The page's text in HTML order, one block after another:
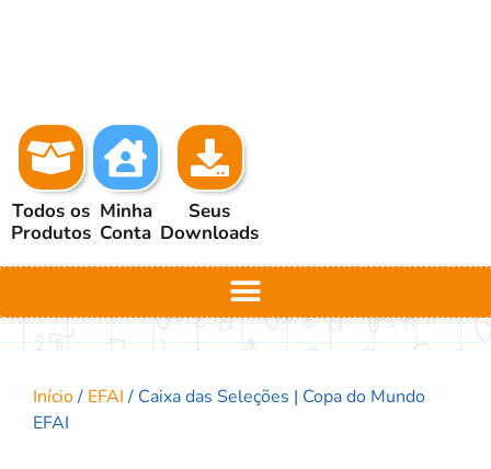
Todos os
Produtos
Minha
Conta
Seus
Downloads
Início/ EFAI / Caixa das Seleções | Copa do Mundo
EFAI